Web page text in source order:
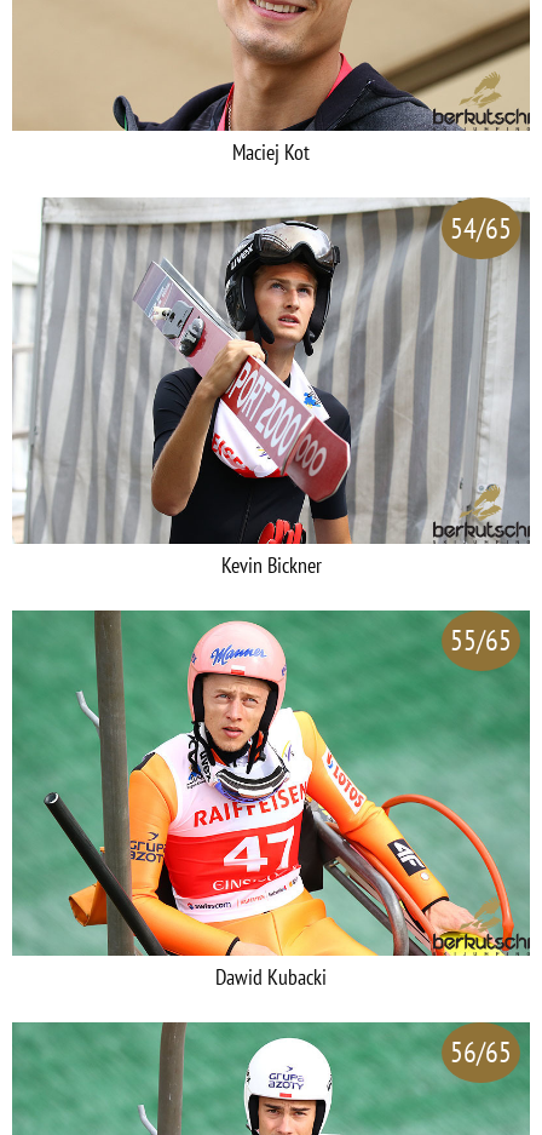
Maciej Kot
54/65
Kevin Bickner
55/65
Dawid Kubacki
56/65